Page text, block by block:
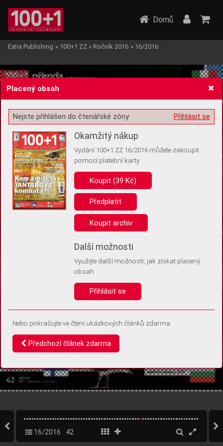
Žádost o souhlas s ukládáním volitelných informací
Pro základní fungování webu nepotřebujeme ukládat žádné informace
(tzv. cookies apod.). Rádi bychom vás ale požádali o souhlas s
uložením volitelných informací:
Anonymní unikátní ID
Díky němu příště poznáme, že se jedná o stejné zařízení, a
Identifikátor je zcela anonymní.
Vaše souhlasy a odmítnutí si ukládáme do vašeho zařízení, abychom se
vás už příště znovu neptali. Můžete je kdykoli později upravit ve Správě
Domů
Extra Publishing » 100+1 ZZ » Ročník 2016 » 16/2016
16/2016 42
Placený obsah
Přihlásit se
Nejste přihlášen do čtenářské zóny
Okamžitý nákup
Vydání 100+1 ZZ 16/2016 můžete zakoupit
pomocí platební karty
Koupit (39 Kč)
Předplatit
Koupit archiv
Další možnosti
Využijte další možnosti, jak získat placený
obsah
Přihlásit se
Nebo pokračujte ve čtení ukázkových článků zdarma
Předchozí článek zdarma